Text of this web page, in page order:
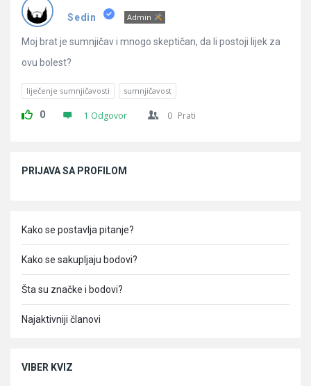
Sedin Admin
Moj brat je sumnjičav i mnogo skeptičan, da li postoji lijek za
ovu bolest?
liječenje sumnjičavosti sumnjičavost
0 1 Odgovor 0 Prati
PRIJAVA SA PROFILOM
Kako se postavlja pitanje?
Kako se sakupljaju bodovi?
Šta su značke i bodovi?
Najaktivniji članovi
VIBER KVIZ